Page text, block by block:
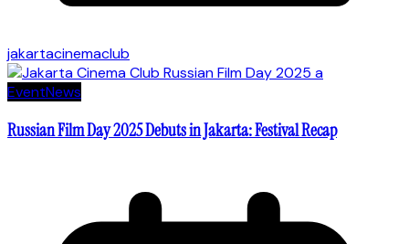
jakartacinemaclub
EventNews
Russian Film Day 2025 Debuts in Jakarta: Festival Recap